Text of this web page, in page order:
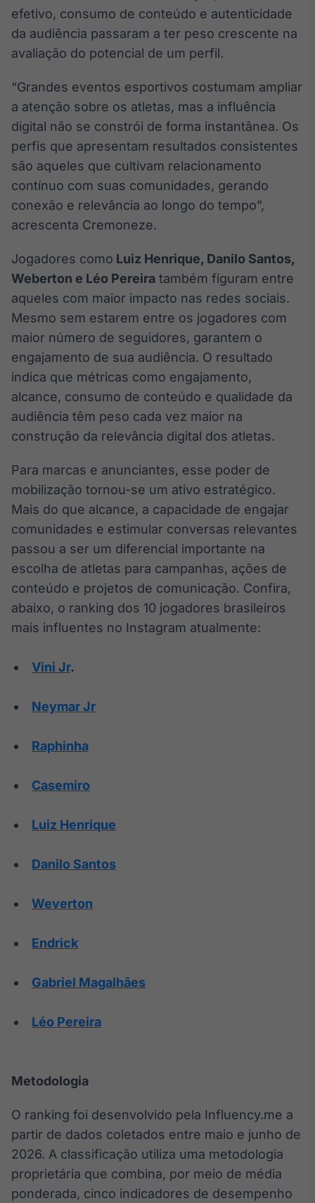
Tokenização
de ativos
Em breve
Crédito
Em breve
efetivo, consumo de conteúdo e autenticidade
da audiência passaram a ter peso crescente na
avaliação do potencial de um perfil.
“Grandes eventos esportivos costumam ampliar
a atenção sobre os atletas, mas a influência
digital não se constrói de forma instantânea. Os
perfis que apresentam resultados consistentes
são aqueles que cultivam relacionamento
contínuo com suas comunidades, gerando
conexão e relevância ao longo do tempo”,
acrescenta Cremoneze.
Jogadores como Luiz Henrique, Danilo Santos,
Weberton e Léo Pereira também figuram entre
aqueles com maior impacto nas redes sociais.
Mesmo sem estarem entre os jogadores com
maior número de seguidores, garantem o
engajamento de sua audiência. O resultado
indica que métricas como engajamento,
alcance, consumo de conteúdo e qualidade da
audiência têm peso cada vez maior na
construção da relevância digital dos atletas.
Para marcas e anunciantes, esse poder de
mobilização tornou-se um ativo estratégico.
Mais do que alcance, a capacidade de engajar
comunidades e estimular conversas relevantes
passou a ser um diferencial importante na
escolha de atletas para campanhas, ações de
conteúdo e projetos de comunicação. Confira,
abaixo, o ranking dos 10 jogadores brasileiros
mais influentes no Instagram atualmente:
Vini Jr.
Neymar Jr
Raphinha
Casemiro
Luiz Henrique
Danilo Santos
Weverton
Endrick
Gabriel Magalhães
Léo Pereira
Metodologia
O ranking foi desenvolvido pela Influency.me a
partir de dados coletados entre maio e junho de
2026. A classificação utiliza uma metodologia
proprietária que combina, por meio de média
ponderada, cinco indicadores de desempenho